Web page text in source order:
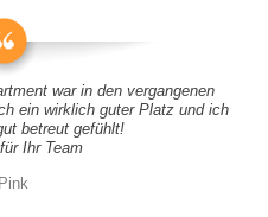
war in den vergangenen
ein wirklich guter Platz und ich
betreut gefühlt!
Ihr Team